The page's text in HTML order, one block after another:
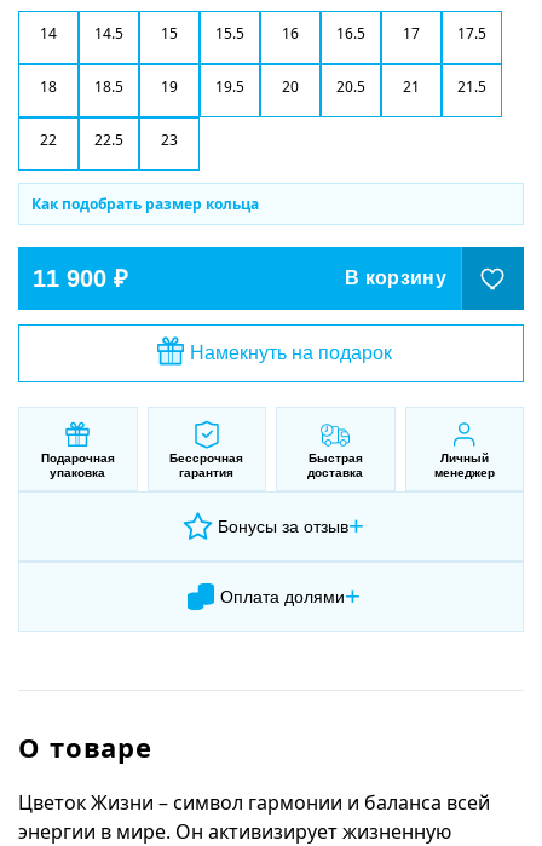
14 14.5 15 15.5 16 16.5 17 17.5
18 18.5 19 19.5 20 20.5 21 21.5
22 22.5 23
Как подобрать размер кольца
11 900 ₽ В корзину
Намекнуть на подарок
Подарочная
упаковка
Бессрочная
гарантия
Быстрая
доставка
Личный
менеджер
Бонусы за отзыв+
Оплата долями+
О товаре
Цветок Жизни – символ гармонии и баланса всей
энергии в мире. Он активизирует жизненную